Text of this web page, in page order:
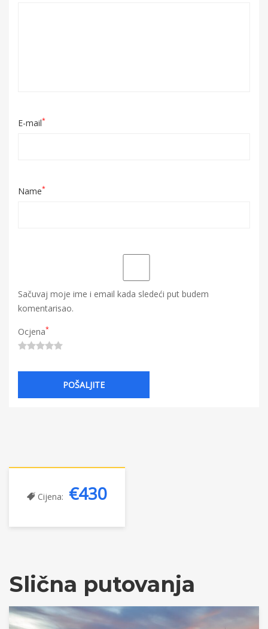
E-mail*
Name*
Sačuvaj moje ime i email kada sledeći put budem
komentarisao.
Ocjena*
Cijena: €430
Slična putovanja